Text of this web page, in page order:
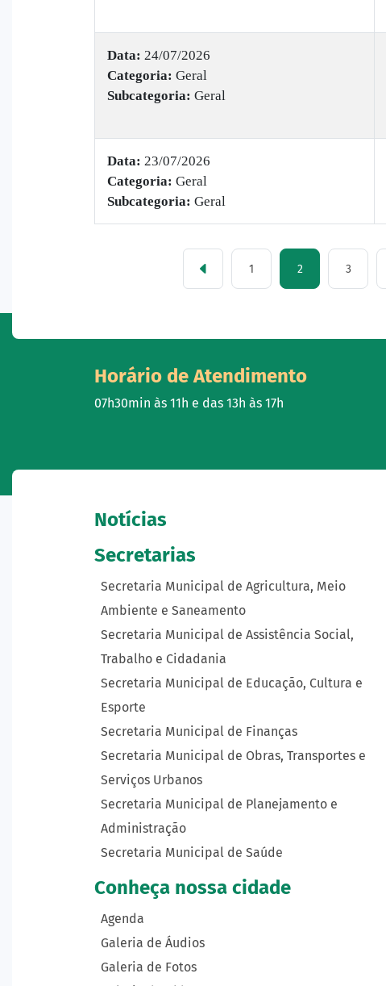
Data: 24/07/2026
Categoria: Geral
Subcategoria: Geral
Data: 23/07/2026
Categoria: Geral
Subcategoria: Geral
1 2 3
Horário de Atendimento
07h30min às 11h e das 13h às 17h
Notícias
Secretarias
Secretaria Municipal de Agricultura, Meio
Ambiente e Saneamento
Secretaria Municipal de Assistência Social,
Trabalho e Cidadania
Secretaria Municipal de Educação, Cultura e
Esporte
Secretaria Municipal de Finanças
Secretaria Municipal de Obras, Transportes e
Serviços Urbanos
Secretaria Municipal de Planejamento e
Administração
Secretaria Municipal de Saúde
Conheça nossa cidade
Agenda
Galeria de Áudios
Galeria de Fotos